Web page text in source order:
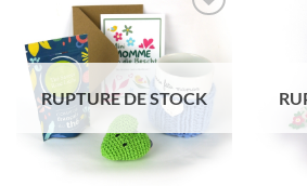
wishlist
RUPTURE DE STOCK